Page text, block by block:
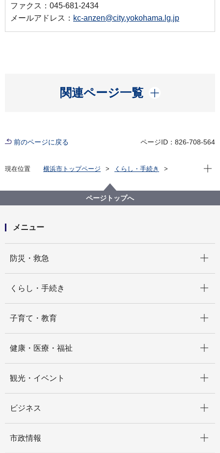
ファクス：045-681-2434
メールアドレス： kc-anzen@city.yokohama.lg.jp
関連ページ一覧
開く
前のページに戻る ページID：826-708-564
現在位置 横浜市トップページ
くらし・手続き
住宅に関する各種支援制度等
空家等の管理を代行する事業者リストを掲載していま
す
現在
ページトップへ
メニュー
防災・救急
くらし・手続き
子育て・教育
健康・医療・福祉
観光・イベント
ビジネス
市政情報